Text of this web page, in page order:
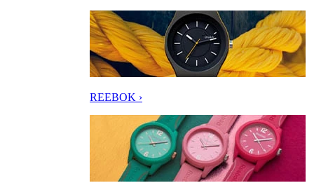
REEBOK ›